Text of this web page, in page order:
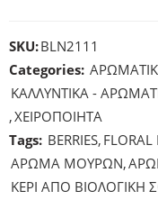
SKU:BLN2111
Categories:
ΚΑΛΛΥΝΤΙΚΑ -
,ΧΕΙΡΟΠΟΙΗΤΑ
Tags: BERRIES,
ΑΡΩΜΑ ΜΟΥΡΩΝ,
ΚΕΡΙ ΑΠΟ ΒΙΟΛΟΓΙΚΗ